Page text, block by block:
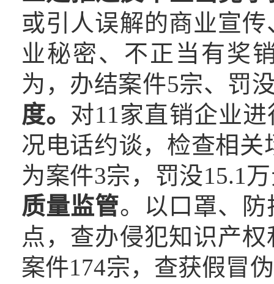
或引人误解的商业宣
业秘密、不正当有奖
为，办结案件5宗、罚
度。 对11家直销企业
况电话约谈，检查相关
为案件3宗，罚没15.1
质量监管。以口罩、
点，查办侵犯知识产
案件174宗，查获假冒